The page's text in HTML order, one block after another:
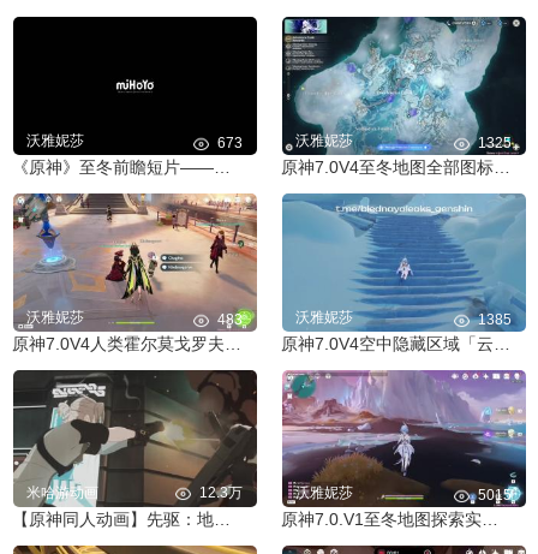
沃雅妮莎 673 沃雅妮莎 1325
沃雅妮莎 483 沃雅妮莎 1385
米哈游动画 12.3万
【原神同人动画】先驱：地表之上EP1
沃雅妮莎 5015
原神7.0.V1至冬地图探索实机演示视频其一